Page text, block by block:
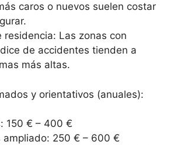
caros o nuevos suelen costar
residencia: Las zonas con
de accidentes tienden a
más altas.
y orientativos (anuales):
150 € – 400 €
ampliado: 250 € – 600 €